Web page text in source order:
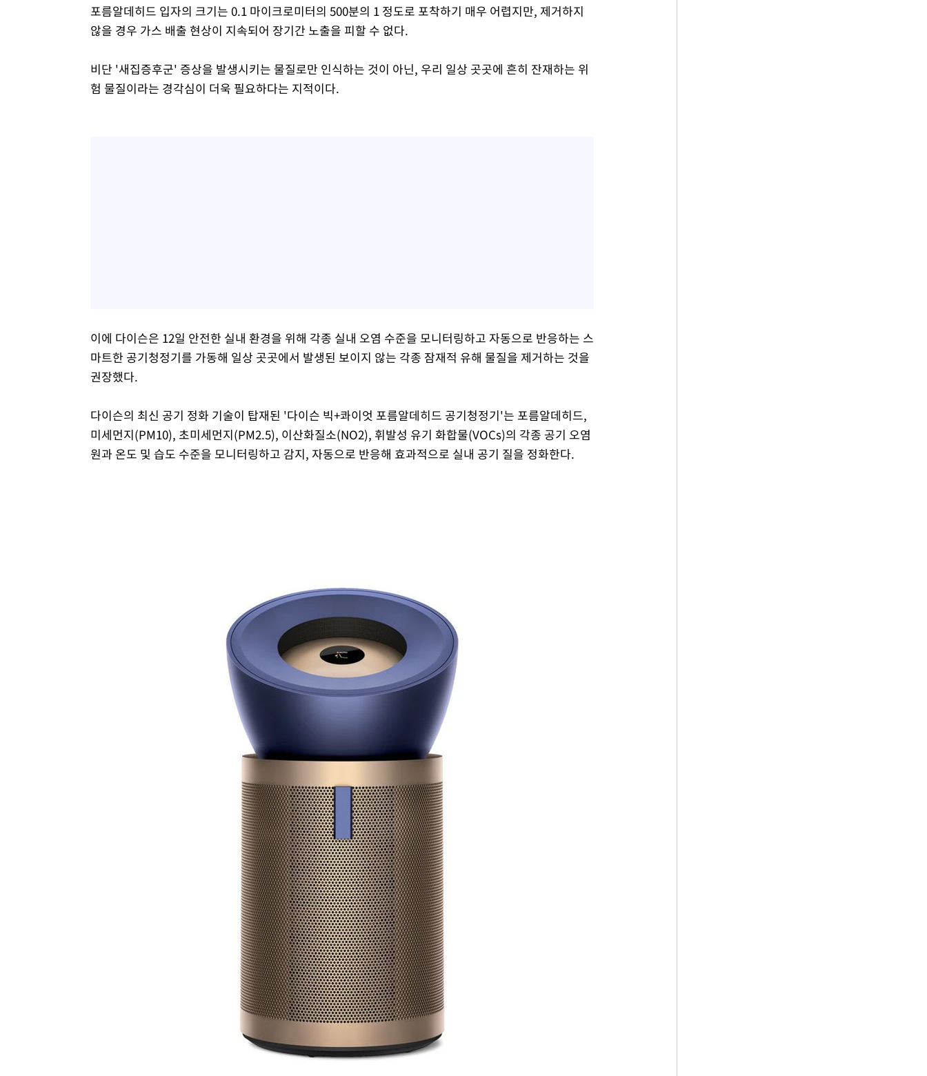
포름알데히드 입자의 크기는 0.1 마이크로미터의 500분의 1 정도로 포착하기 매우 어렵지만, 제거하지
않을 경우 가스 배출 현상이 지속되어 장기간 노출을 피할 수 없다.
비단 '새집증후군' 증상을 발생시키는 물질로만 인식하는 것이 아닌, 우리 일상 곳곳에 흔히 잔재하는 위
험 물질이라는 경각심이 더욱 필요하다는 지적이다.
이에 다이슨은 12일 안전한 실내 환경을 위해 각종 실내 오염 수준을 모니터링하고 자동으로 반응하는 스
마트한 공기청정기를 가동해 일상 곳곳에서 발생된 보이지 않는 각종 잠재적 유해 물질을 제거하는 것을
권장했다.
다이슨의 최신 공기 정화 기술이 탑재된 '다이슨 빅+콰이엇 포름알데히드 공기청정기'는 포름알데히드,
미세먼지(PM10), 초미세먼지(PM2.5), 이산화질소(NO2), 휘발성 유기 화합물(VOCs)의 각종 공기 오염
원과 온도 및 습도 수준을 모니터링하고 감지, 자동으로 반응해 효과적으로 실내 공기 질을 정화한다.